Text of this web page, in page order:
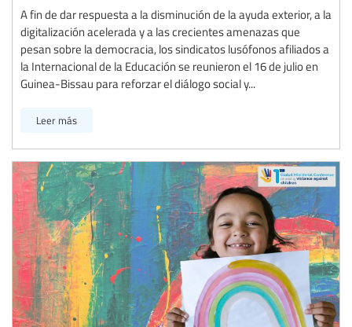
A fin de dar respuesta a la disminución de la ayuda exterior, a la
digitalización acelerada y a las crecientes amenazas que
pesan sobre la democracia, los sindicatos lusófonos afiliados a
la Internacional de la Educación se reunieron el 16 de julio en
Guinea-Bissau para reforzar el diálogo social y...
Leer más